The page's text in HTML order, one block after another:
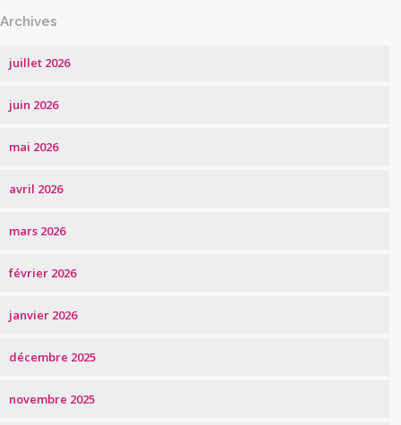
Archives
juillet 2026
juin 2026
mai 2026
avril 2026
mars 2026
février 2026
janvier 2026
décembre 2025
novembre 2025